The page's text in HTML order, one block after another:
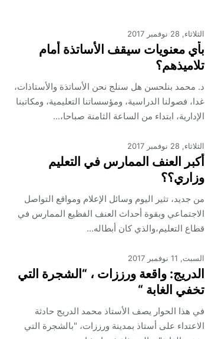
الثلاثاء, 28 نوفمبر 2017
بأي معنويات سيقف الأساتذة أمام
تلاميذهم؟
د. محمد بنلحسن هل سنلج نحن الأساتذة والأستاذات،
غدا، فصولنا الدراسية، ومؤسساتنا التعليمية، ومكاتبنا
الإدارية، ابتداء من الساعة الثامنة صباحا،...
الثلاثاء, 28 نوفمبر 2017
أكبر العنف الممارس في التعليم
وزاري؟؟
من جديد، تثير اليوم وسائل الإعلام ومواقع التواصل
الاجتماعي وبقوة أحداث العنف الفظيع الممارس في
قطاع التعليم،والذي كان أبطاله...
السبت, 11 نوفمبر 2017
الدريج: واقعة ورززات ، “الشجرة التي
تخفي الغابة “
في هذا الحوار يصف الأستاذ محمد الدريج حادثة
الاعتداء على أستاذ بمدينة ورززات، "بالشجرة التي